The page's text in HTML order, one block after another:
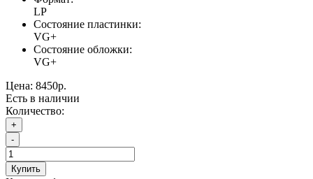
LP
Состояние пластинки:
VG+
Состояние обложки:
VG+
Цена: 8450р.
Есть в наличии
Количество:
+
-
Купить